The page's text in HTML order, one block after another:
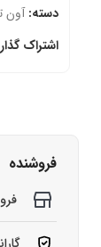
دسته: آون
اشتراک
فروشنده